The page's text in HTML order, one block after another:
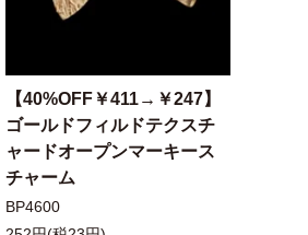
【40%OFF￥411→￥247】
ゴールドフィルドテクスチ
ャードオープンマーキース
チャーム
BP4600